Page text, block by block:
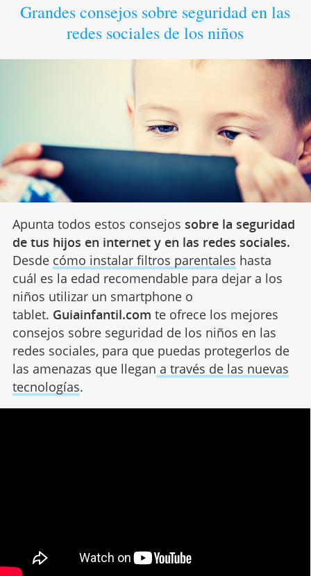
Grandes consejos sobre seguridad en las
redes sociales de los niños
Apunta todos estos consejos sobre la seguridad
de tus hijos en internet y en las redes sociales.
Desde cómo instalar filtros parentales hasta
cuál es la edad recomendable para dejar a los
niños utilizar un smartphone o
tablet. Guiainfantil.com te ofrece los mejores
consejos sobre seguridad de los niños en las
redes sociales, para que puedas protegerlos de
las amenazas que llegan a través de las nuevas
tecnologías.